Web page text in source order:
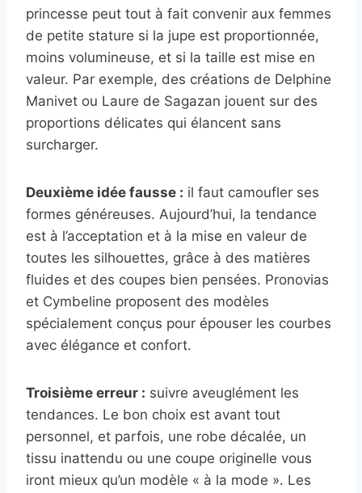
princesse peut tout à fait convenir aux femmes
de petite stature si la jupe est proportionnée,
moins volumineuse, et si la taille est mise en
valeur. Par exemple, des créations de Delphine
Manivet ou Laure de Sagazan jouent sur des
proportions délicates qui élancent sans
surcharger.
Deuxième idée fausse : il faut camoufler ses
formes généreuses. Aujourd’hui, la tendance
est à l’acceptation et à la mise en valeur de
toutes les silhouettes, grâce à des matières
fluides et des coupes bien pensées. Pronovias
et Cymbeline proposent des modèles
spécialement conçus pour épouser les courbes
avec élégance et confort.
Troisième erreur : suivre aveuglément les
tendances. Le bon choix est avant tout
personnel, et parfois, une robe décalée, un
tissu inattendu ou une coupe originelle vous
iront mieux qu’un modèle « à la mode ». Les